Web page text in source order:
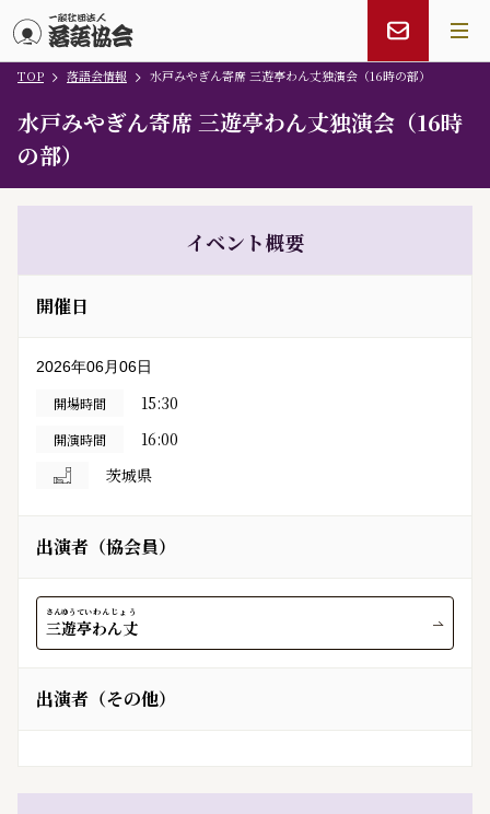
TOP 落語会情報 水戸みやぎん寄席 三遊亭わん丈独演会（16時の部）
水戸みやぎん寄席 三遊亭わん丈独演会（16時
の部）
イベント概要
開催日
2026年06月06日
開場時間 15:30
開演時間
16:00
茨城県
出演者（協会員）
三遊亭
さんゆうてい
わん丈
わんじょう
出演者（その他）